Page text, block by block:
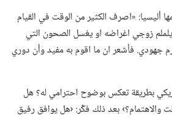
أليسيا:‏ «اصرف الكثير من الوقت في القيام
يلملم زوجي اغراضه او يغسل الصحون التي
جهودي.‏ فأشعر ان ما اقوم به مفيد وأن دوري
بطريقة تعكس بوضوح احترامي له؟‏ هل
بعد ذلك فكِّر:‏ ‹هل يوافق رفيق